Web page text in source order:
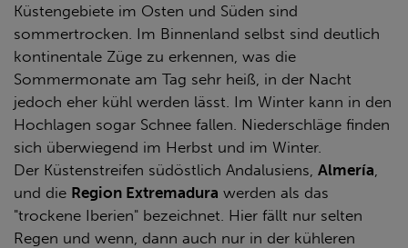
Küstengebiete im Osten und Süden sind
sommertrocken. Im Binnenland selbst sind deutlich
kontinentale Züge zu erkennen, was die
Sommermonate am Tag sehr heiß, in der Nacht
jedoch eher kühl werden lässt. Im Winter kann in den
Hochlagen sogar Schnee fallen. Niederschläge finden
sich überwiegend im Herbst und im Winter.
Der Küstenstreifen südöstlich Andalusiens, Almería
und die Region Extremadura werden als das
"trockene Iberien" bezeichnet. Hier fällt nur selten
Regen und wenn, dann auch nur in der kühleren